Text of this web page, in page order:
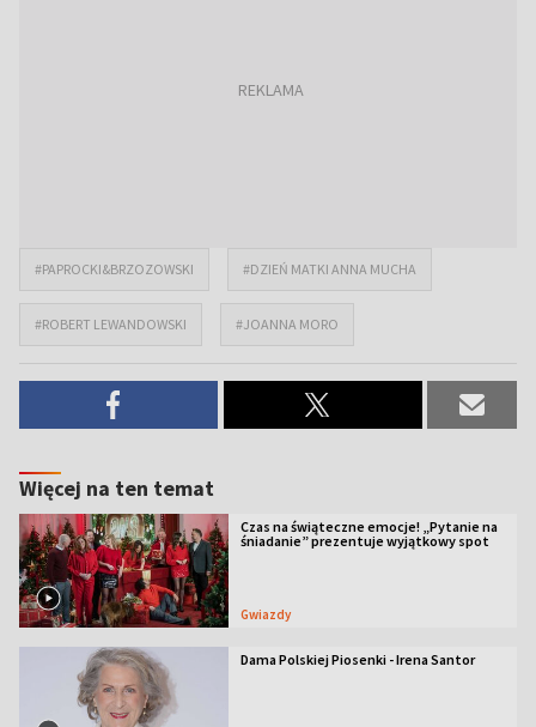
#PAPROCKI&BRZOZOWSKI #DZIEŃ MATKI ANNA MUCHA
#ROBERT LEWANDOWSKI #JOANNA MORO
Więcej na ten temat
Czas na świąteczne emocje! „Pytanie na
śniadanie” prezentuje wyjątkowy spot
Gwiazdy
Dama Polskiej Piosenki - Irena Santor